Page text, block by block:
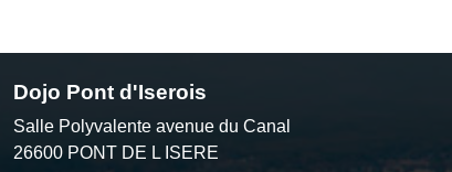
Dojo Pont d'Iserois
Salle Polyvalente avenue du Canal
26600 PONT DE L ISERE